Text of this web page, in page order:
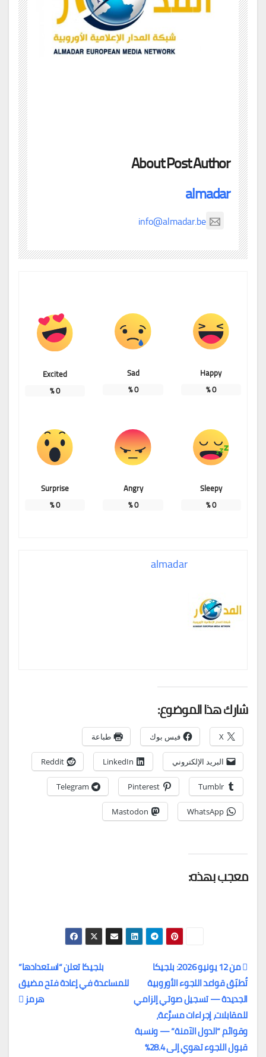
About Post Author
almadar
info@almadar.be
Happy
0
%
Sad
0
%
Excited
0
%
Sleepy
0
%
Angry
0
%
Surprise
0
%
almadar
شارك هذا الموضوع:
X فيس بوك طباعة
البريد الإلكتروني LinkedIn
Reddit
Tumblr
Pinterest
Telegram
WhatsApp
Mastodon
معجب بهذه:
تصفّح
المقالات
بلجيكا تعلن “استعدادها”
للمساعدة في إعادة فتح مضيق
هرمز
من 12 يونيو 2026: بلجيكا
تُطبّق قواعد اللجوء الأوروبية
الجديدة — تسجيل صوتي إلزامي
للمقابلات، إجراءات مسرَّعة،
وقوائم “الدول الآمنة” — ونسبة
قبول اللجوء تهوي إلى 28.4%